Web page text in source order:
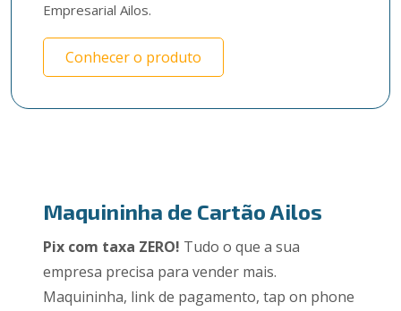
Empresarial Ailos.
Conhecer o produto
Maquininha de Cartão Ailos
Pix com taxa ZERO! Tudo o que a sua
empresa precisa para vender mais.
Maquininha, link de pagamento, tap on phone